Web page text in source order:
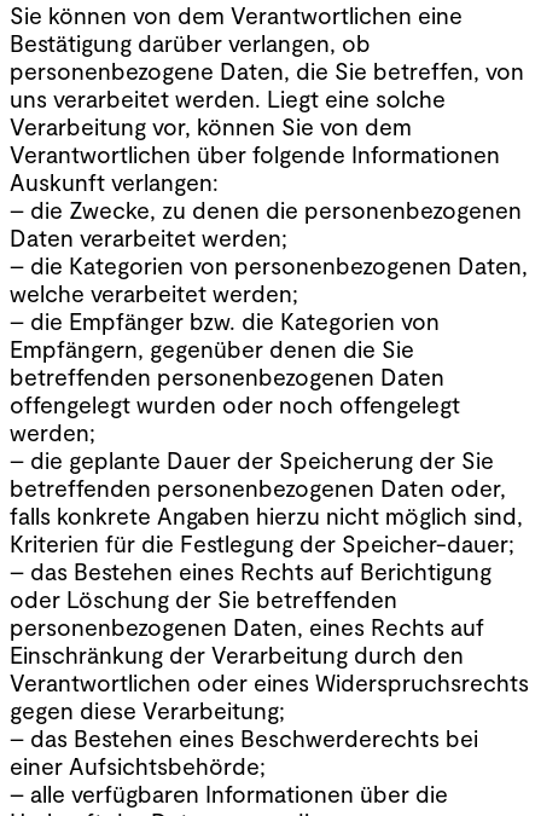
Sie können von dem Verantwortlichen eine
Bestätigung darüber verlangen, ob
personenbezogene Daten, die Sie betreffen, von
uns verarbeitet werden. Liegt eine solche
Verarbeitung vor, können Sie von dem
Verantwortlichen über folgende Informationen
Auskunft verlangen:
– die Zwecke, zu denen die personenbezogenen
Daten verarbeitet werden;
– die Kategorien von personenbezogenen Daten,
welche verarbeitet werden;
– die Empfänger bzw. die Kategorien von
Empfängern, gegenüber denen die Sie
betreffenden personenbezogenen Daten
offengelegt wurden oder noch offengelegt
werden;
– die geplante Dauer der Speicherung der Sie
betreffenden personenbezogenen Daten oder,
falls konkrete Angaben hierzu nicht möglich sind,
Kriterien für die Festlegung der Speicher-dauer;
– das Bestehen eines Rechts auf Berichtigung
oder Löschung der Sie betreffenden
personenbezogenen Daten, eines Rechts auf
Einschränkung der Verarbeitung durch den
Verantwortlichen oder eines Widerspruchsrechts
gegen diese Verarbeitung;
– das Bestehen eines Beschwerderechts bei
einer Aufsichtsbehörde;
– alle verfügbaren Informationen über die